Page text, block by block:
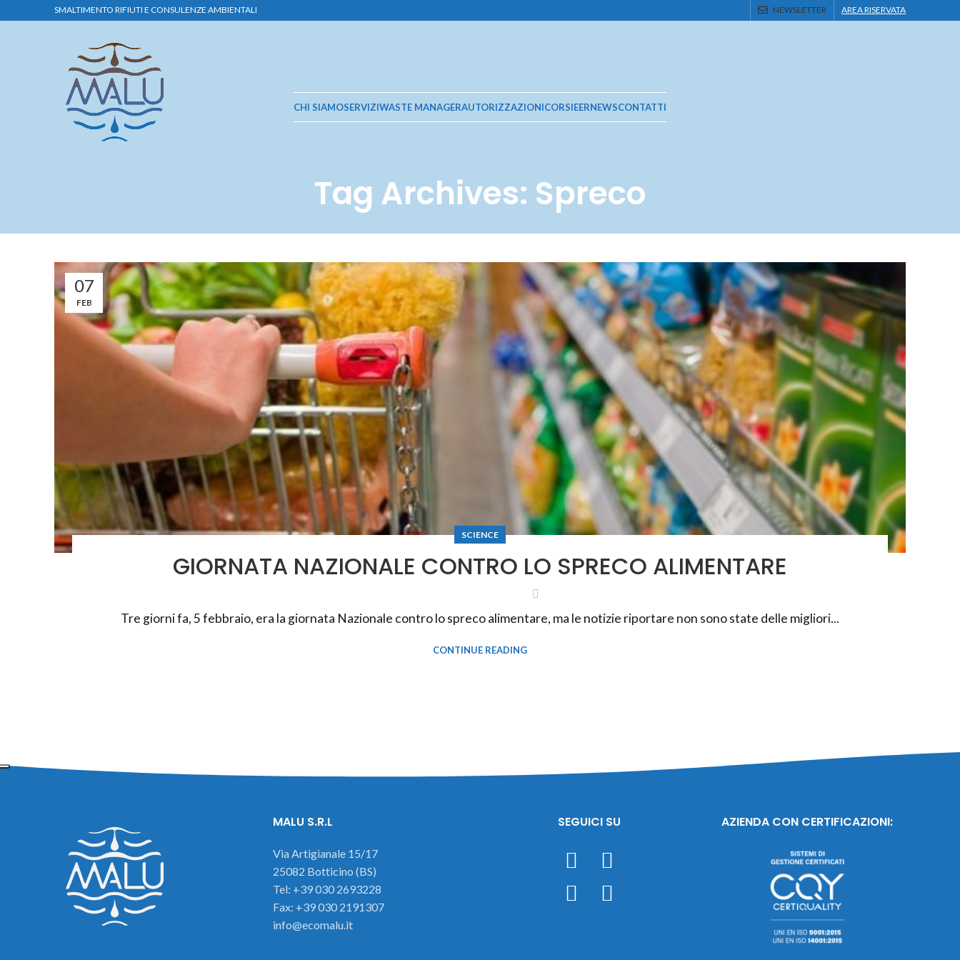
SMALTIMENTO RIFIUTI E CONSULENZE AMBIENTALI NEWSLETTER AREA RISERVATA
CHI SIAMOSERVIZIWASTE MANAGERAUTORIZZAZIONICORSIEERNEWSCONTATTI
Tag Archives: Spreco
07
FEB
SCIENCE
GIORNATA NAZIONALE CONTRO LO SPRECO ALIMENTARE
Tre giorni fa, 5 febbraio, era la giornata Nazionale contro lo spreco alimentare, ma le notizie riportare non sono state delle migliori...
CONTINUE READING
MALU S.R.L
Via Artigianale 15/17
25082 Botticino (BS)
Tel: +39 030 2693228
Fax: +39 030 2191307
info@ecomalu.it
SEGUICI SU AZIENDA CON CERTIFICAZIONI: